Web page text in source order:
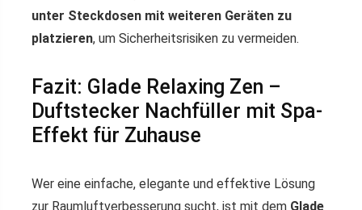
unter Steckdosen mit weiteren Geräten zu
platzieren, um Sicherheitsrisiken zu vermeiden.
Fazit: Glade Relaxing Zen –
Duftstecker Nachfüller mit Spa-
Effekt für Zuhause
Wer eine einfache, elegante und effektive Lösung
zur Raumluftverbesserung sucht, ist mit dem Glade